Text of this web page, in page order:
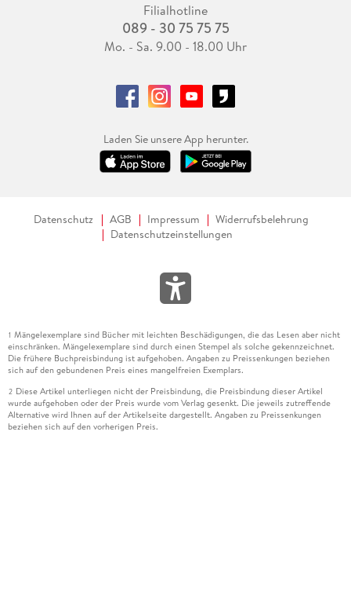
Filialhotline
089 - 30 75 75 75
Mo. - Sa. 9.00 - 18.00 Uhr
Laden Sie unsere App herunter.
Datenschutz AGB Impressum
Widerrufsbelehrung
Datenschutzeinstellungen
1 Mängelexemplare sind Bücher mit leichten Beschädigungen, die das Lesen aber nicht
einschränken. Mängelexemplare sind durch einen Stempel als solche gekennzeichnet.
Die frühere Buchpreisbindung ist aufgehoben. Angaben zu Preissenkungen beziehen
sich auf den gebundenen Preis eines mangelfreien Exemplars.
2 Diese Artikel unterliegen nicht der Preisbindung, die Preisbindung dieser Artikel
wurde aufgehoben oder der Preis wurde vom Verlag gesenkt. Die jeweils zutreffende
Alternative wird Ihnen auf der Artikelseite dargestellt. Angaben zu Preissenkungen
beziehen sich auf den vorherigen Preis.